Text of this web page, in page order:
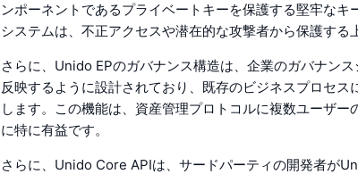
ンポーネントであるプライベートキーを保護する堅牢な
システムは、不正アクセスや潜在的な攻撃者から保護する
さらに、Unido EPのガバナンス構造は、企業のガバナン
反映するように設計されており、既存のビジネスプロセ
します。この機能は、資産管理プロトコルに複数ユーザ
に特に有益です。
さらに、Unido Core APIは、サードパーティの開発者が